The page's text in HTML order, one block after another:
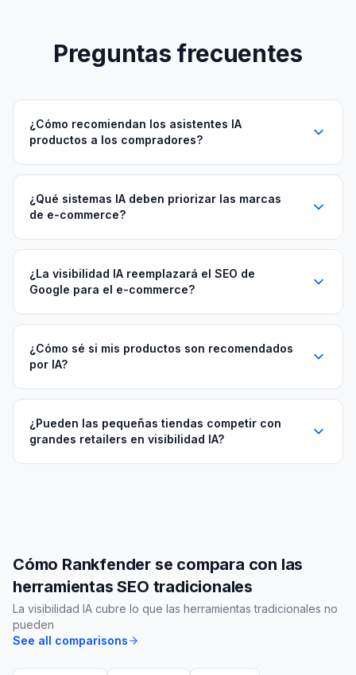
Preguntas frecuentes
¿Cómo recomiendan los asistentes IA
productos a los compradores?
¿Qué sistemas IA deben priorizar las marcas
de e-commerce?
¿La visibilidad IA reemplazará el SEO de
Google para el e-commerce?
¿Cómo sé si mis productos son recomendados
por IA?
¿Pueden las pequeñas tiendas competir con
grandes retailers en visibilidad IA?
Cómo Rankfender se compara con las
herramientas SEO tradicionales
La visibilidad IA cubre lo que las herramientas tradicionales no
pueden
See all comparisons